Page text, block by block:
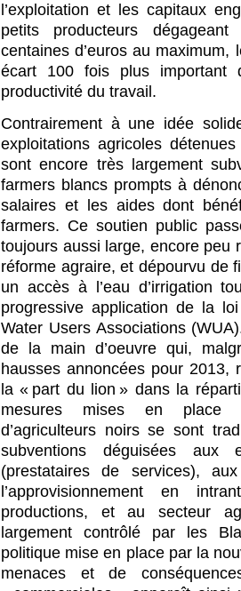
l’exploitation et les capitaux
petits producteurs
centaines d’euros au
écart 100 fois plus important
productivité du travail.
Contrairement à une idée
exploitations agricoles
sont encore très largement
farmers blancs prompts à
salaires et les aides dont
farmers. Ce soutien public
toujours aussi large, encore peu
réforme agraire, et dépourvu de
un accès à l’eau d’irrigation
progressive application de la
Water Users Associations
de la main d’oeuvre qui,
hausses annoncées pour 2013,
la « part du lion » dans la
mesures mises en place
d’agriculteurs noirs se sont
subventions déguisées aux
(prestataires de services),
l’approvisionnement en
productions, et au secteur
largement contrôlé par les
politique mise en place par la
menaces et de